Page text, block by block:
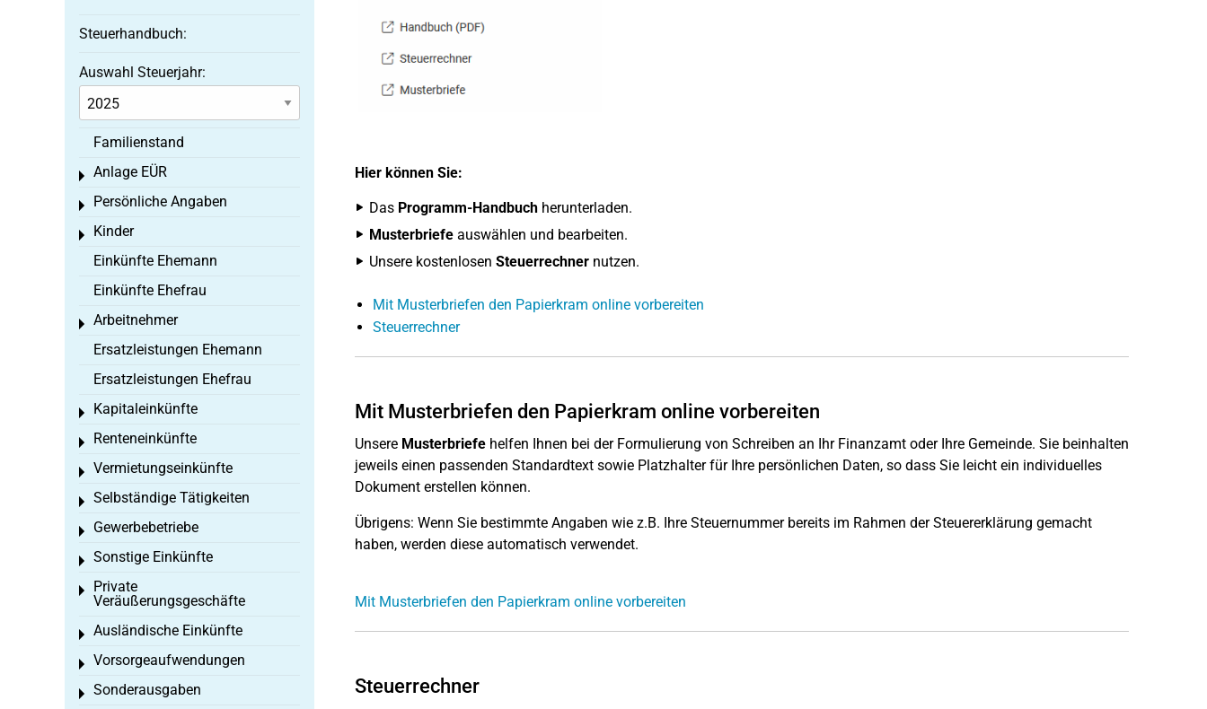
Hier können Sie:
DasProgramm-Handbuchherunterladen.
Musterbriefeauswählen und bearbeiten.
Unsere kostenlosen Steuerrechnernutzen.
Mit Musterbriefen den Papierkram online vorbereiten
Steuerrechner
Mit Musterbriefen den Papierkram online vorbereiten
Unsere Musterbriefehelfen Ihnen bei der Formulierung von Schreiben an Ihr Finanzamt oder Ihre Gemeinde. Sie beinhalten
jeweils einen passenden Standardtext sowie Platzhalter für Ihre persönlichen Daten, so dass Sie leicht ein individuelles
Dokument erstellen können.
Übrigens: Wenn Sie bestimmte Angaben wie z.B. Ihre Steuernummer bereits im Rahmen der Steuererklärung gemacht
haben, werden diese automatisch verwendet.
Mit Musterbriefen den Papierkram online vorbereiten
Steuerrechner
Steuerhandbuch:
Auswahl Steuerjahr:
Familienstand
Anlage EÜR
Toggle menu
Persönliche Angaben
Toggle menu
Kinder
Toggle menu
Einkünfte Ehemann
Einkünfte Ehefrau
Arbeitnehmer
Toggle menu
Ersatzleistungen Ehemann
Ersatzleistungen Ehefrau
Kapitaleinkünfte
Toggle menu
Renteneinkünfte
Toggle menu
Vermietungseinkünfte
Toggle menu
Selbständige Tätigkeiten
Toggle menu
Gewerbebetriebe
Toggle menu
Sonstige Einkünfte
Toggle menu
Private
Veräußerungsgeschäfte
Toggle menu
Ausländische Einkünfte
Toggle menu
Vorsorgeaufwendungen
Toggle menu
Sonderausgaben
Toggle menu